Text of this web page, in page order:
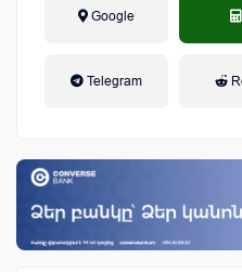
Google
Telegram